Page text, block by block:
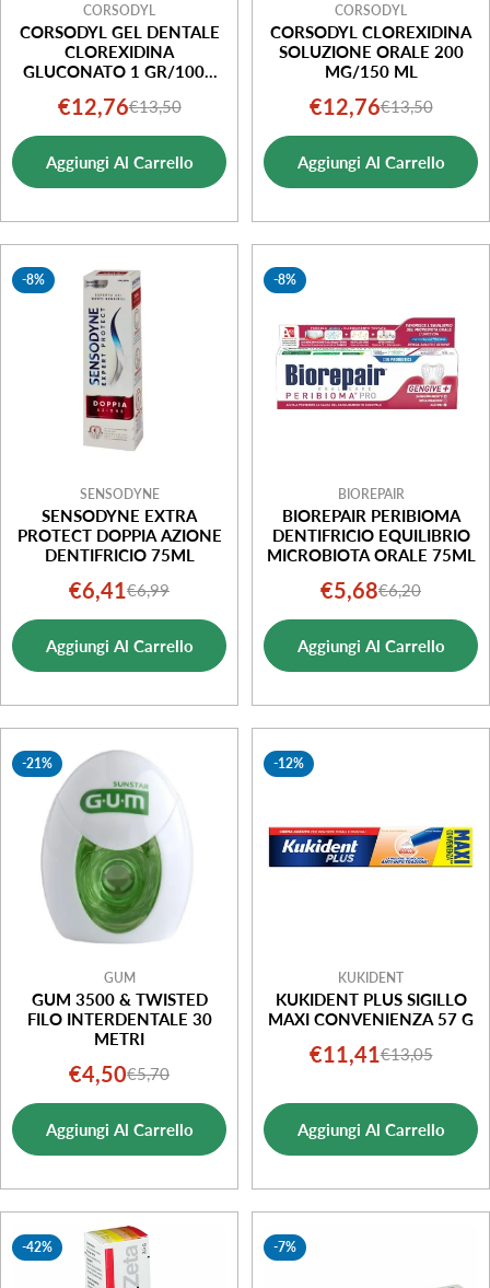
CORSODYL
CORSODYL GEL DENTALE
CLOREXIDINA
GLUCONATO 1 GR/100G
Prezzo
di
vendita
€12,76Prezzo
normale
€13,50
Aggiungi Al Carrello
CORSODYL
CORSODYL CLOREXIDINA
SOLUZIONE ORALE 200
MG/150 ML
Prezzo
di
vendita
€12,76Prezzo
normale
€13,50
Aggiungi Al Carrello
-8%
SENSODYNE
SENSODYNE EXTRA
PROTECT DOPPIA AZIONE
DENTIFRICIO 75ML
Prezzo
di
vendita
€6,41Prezzo
normale
€6,99
Aggiungi Al Carrello
-8%
BIOREPAIR
BIOREPAIR PERIBIOMA
DENTIFRICIO EQUILIBRIO
MICROBIOTA ORALE 75ML
Prezzo
di
vendita
€5,68Prezzo
normale
€6,20
Aggiungi Al Carrello
-21%
GUM
GUM 3500 & TWISTED
FILO INTERDENTALE 30
METRI
Prezzo
di
vendita
€4,50Prezzo
normale
€5,70
Aggiungi Al Carrello
-12%
KUKIDENT
KUKIDENT PLUS SIGILLO
MAXI CONVENIENZA 57 G
Prezzo
vendita
€11,41Prezzo
€13,05
Aggiungi Al Carrello
-42% -7%